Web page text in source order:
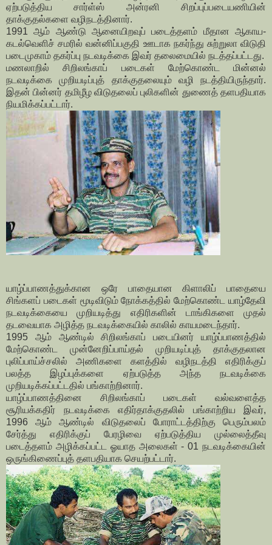
ஏற்படுத்திய சார்ள்ஸ் அன்ரனி சிறப்புப்படையணியின்
தாக்குதல்களை வழிநடத்தினார்.
1991 ஆம் ஆண்டு ஆனையிறவுப் படைத்தளம் மீதான ஆகாய-
கடல்வெளிச் சமரில் வன்னிப்பகுதி ஊடாக நகர்ந்து சுற்றுலா விடுதி
படைமுகாம் தகர்ப்பு நடவடிக்கை இவர் தலைமையில் நடத்தப்பட்டது.
மணலாறில் சிறிலங்காப் படைகள் மேற்கொண்ட மின்னல்
நடவடிக்கை முறியடிப்புத் தாக்குதலையும் வழி நடத்தியிருந்தார்.
இதன் பின்னர் தமிழீழ விடுதலைப் புலிகளின் துணைத் தளபதியாக
நியமிக்கப்பட்டார்.
யாழ்ப்பாணத்துக்கான ஒரே பாதையான கிளாலிப் பாதையை
சிங்களப் படைகள் மூடிவிடும் நோக்கத்தில் மேற்கொண்ட யாழ்தேவி
நடவடிக்கையை முறியடித்து எதிரிகளின் டாங்கிகளை முதல்
தடவையாக அழித்த நடவடிக்கையில் காலில் காயமடைந்தார்.
1995 ஆம் ஆண்டில் சிறிலங்காப் படையினர் யாழ்ப்பாணத்தில்
மேற்கொண்ட முன்னேறிப்பாய்தல் முறியடிப்புத் தாக்குதலான
புலிப்பாய்ச்சலில் அணிகளை களத்தில் வழிநடத்தி எதிரிக்குப்
பலத்த இழப்புக்களை ஏற்படுத்த அந்த நடவடிக்கை
முறியடிக்கப்பட்டதில் பங்காற்றினார்.
யாழ்ப்பாணத்தினை சிறிலங்காப் படைகள் வல்வளைத்த
சூரியக்கதிர் நடவடிக்கை எதிர்தாக்குதலில் பங்காற்றிய இவர்,
1996 ஆம் ஆண்டில் விடுதலைப் போராட்டத்திற்கு பெரும்பலம்
சேர்த்து எதிரிக்குப் பேரழிவை ஏற்படுத்திய முல்லைத்தீவு
படைத்தளம் அழிக்கப்பட்ட ஓயாத அலைகள் - 01 நடவடிக்கையின்
ஒருங்கிணைப்புத் தளபதியாக செயற்பட்டார்.